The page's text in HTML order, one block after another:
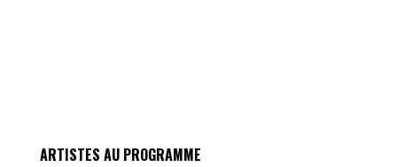
ARTISTES AU PROGRAMME